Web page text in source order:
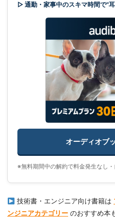
▷ 通勤・家事中のスキマ時間で"
オーディオブ
※無料期間中の解約で料金発生なし
技術書・エンジニア向け書籍は
ンジニアカテゴリー のおすすめ本